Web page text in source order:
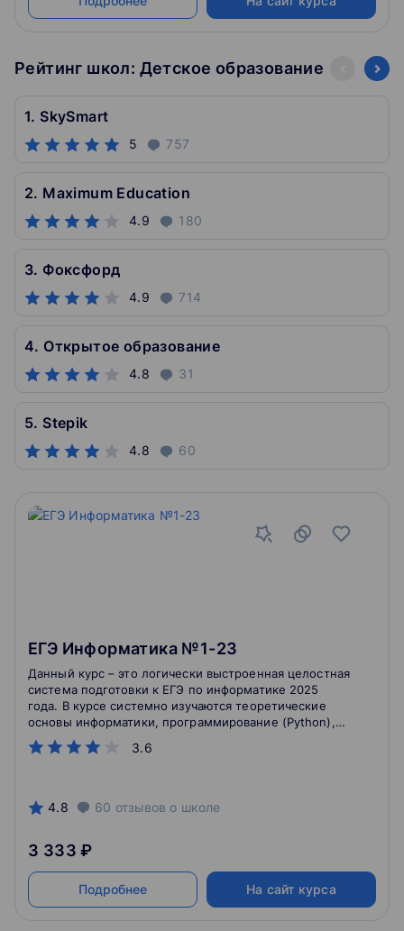
Рейтинг школ: Детское образование
1. SkySmart
5 757
2. Maximum Education
4.9 180
3. Фоксфорд
4.9 714
4. Открытое образование
4.8 31
5. Stepik
4.8 60
ЕГЭ Информатика №1-23
3.6
Данный курс – это логически выстроенная целостная
система подготовки к ЕГЭ по информатике 2025
года. В курсе системно изучаются теоретические
основы информатики, программирование (Python),
работа с электронными таблицами (Excel и
LibreOffice). Разобраны ВСЕ типы задач №1-23 ЕГЭ.
4.8 60 отзывов о школе
3 333 ₽
Подробнее На сайт курса